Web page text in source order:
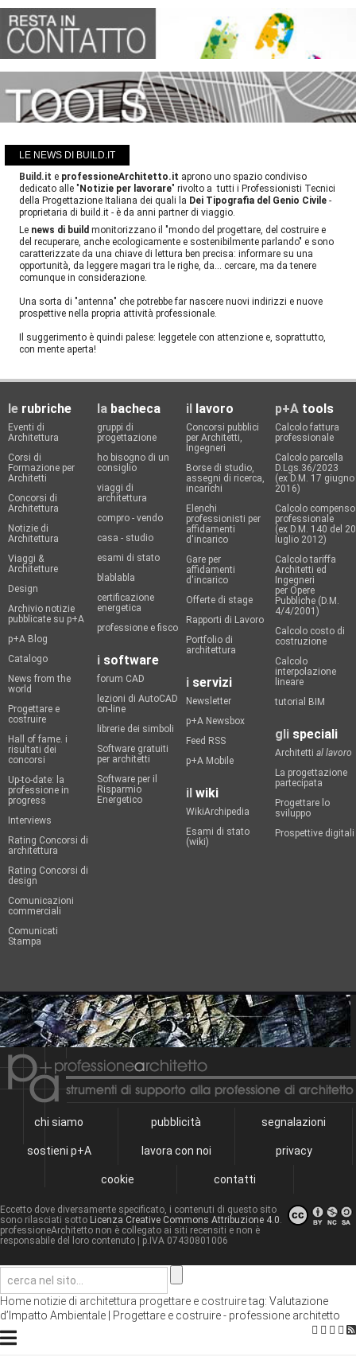
LE NEWS DI BUILD.IT
Build.it e professioneArchitetto.it aprono uno spazio condiviso
dedicato alle " Notizie per lavorare" rivolto a tutti i Professionisti Tecnici
della Progettazione Italiana dei quali la Dei Tipografia del Genio Civile -
proprietaria di build.it - è da anni partner di viaggio.
Le news di build monitorizzano il "mondo del progettare, del costruire e
del recuperare, anche ecologicamente e sostenibilmente parlando" e sono
caratterizzate da una chiave di lettura ben precisa: informare su una
opportunità, da leggere magari tra le righe, da... cercare, ma da tenere
comunque in considerazione.
Una sorta di "antenna" che potrebbe far nascere nuovi indirizzi e nuove
prospettive nella propria attività professionale.
Il suggerimento è quindi palese: leggetele con attenzione e, soprattutto,
con mente aperta!
le rubriche
Eventi di
Architettura
Corsi di
Formazione per
Architetti
Concorsi di
Architettura
Notizie di
Architettura
Viaggi &
Architetture
Design
Archivio notizie
pubblicate su p+A
p+A Blog
Catalogo
News from the
world
Progettare e
costruire
Hall of fame. i
risultati dei
concorsi
Up-to-date: la
professione in
progress
Interviews
Rating Concorsi di
architettura
Rating Concorsi di
design
Comunicazioni
commerciali
Comunicati
Stampa
la bacheca
gruppi di
progettazione
ho bisogno di un
consiglio
viaggi di
architettura
compro - vendo
casa - studio
esami di stato
blablabla
certificazione
energetica
professione e fisco
i software
forum CAD
lezioni di AutoCAD
on-line
librerie dei simboli
Software gratuiti
per architetti
Software per il
Risparmio
Energetico
il lavoro
Concorsi pubblici
per Architetti,
Ingegneri
Borse di studio,
assegni di ricerca,
incarichi
Elenchi
professionisti per
affidamenti
d'incarico
Gare per
affidamenti
d'incarico
Offerte di stage
Rapporti di Lavoro
Portfolio di
architettura
i servizi
Newsletter
p+A Newsbox
Feed RSS
p+A Mobile
il wiki
WikiArchipedia
Esami di stato
(wiki)
p+A tools
Calcolo fattura
professionale
Calcolo parcella
D.Lgs.36/2023
(ex D.M. 17 giugno
2016)
Calcolo compenso
professionale
(ex D.M. 140 del 20
luglio 2012)
Calcolo tariffa
Architetti ed
Ingegneri
per Opere
Pubbliche (D.M.
4/4/2001)
Calcolo costo di
costruzione
Calcolo
interpolazione
lineare
tutorial BIM
gli speciali
Architetti al lavoro
La progettazione
partecipata
Progettare lo
sviluppo
Prospettive digitali
chi siamo pubblicità segnalazioni
sostieni p+A lavora con noi privacy
cookie contatti
Eccetto dove diversamente specificato, i contenuti di questo sito
sono rilasciati sotto Licenza Creative Commons Attribuzione 4.0.
professioneArchitetto non è collegato ai siti recensiti e non è
responsabile del loro contenuto | p.IVA 07430801006
Home notizie di architettura progettare e costruiretag: Valutazione
d’Impatto Ambientale | Progettare e costruire - professione architetto